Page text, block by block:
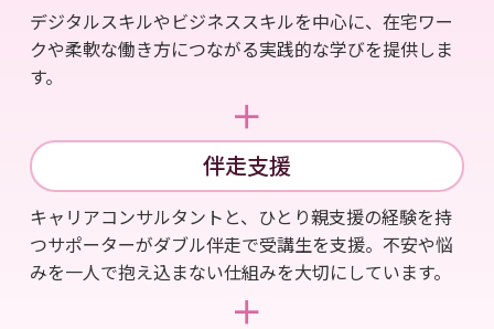
デジタルスキルやビジネススキルを中心に、在宅ワー
クや柔軟な働き方につながる実践的な学びを提供しま
す。
＋
伴走支援
キャリアコンサルタントと、ひとり親支援の経験を持
つサポーターがダブル伴走で受講生を支援。不安や悩
みを一人で抱え込まない仕組みを大切にしています。
＋